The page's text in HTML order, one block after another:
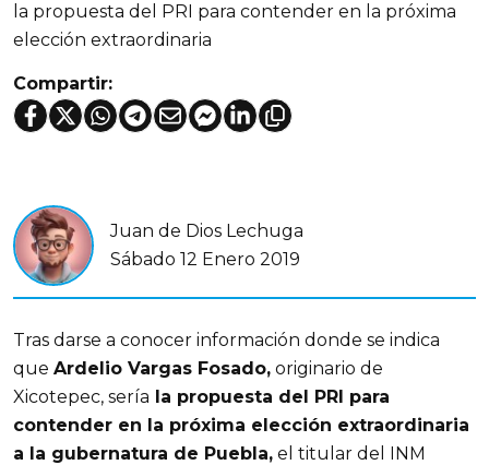
la propuesta del PRI para contender en la próxima
elección extraordinaria
Compartir:
Juan de Dios Lechuga
Sábado 12 Enero 2019
Tras darse a conocer información donde se indica
que Ardelio Vargas Fosado, originario de
Xicotepec, sería la propuesta del PRI para
contender en la próxima elección extraordinaria
a la gubernatura de Puebla, el titular del INM